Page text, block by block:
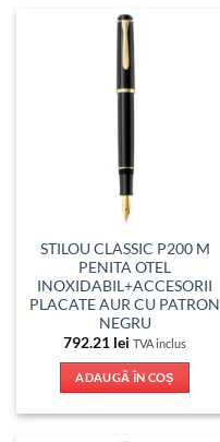
STILOU CLASSIC P200 M
PENITA OTEL
INOXIDABIL+ACCESORII
PLACATE AUR CU PATRON
NEGRU
792.21 lei TVA inclus
ADAUGĂ ÎN COȘ